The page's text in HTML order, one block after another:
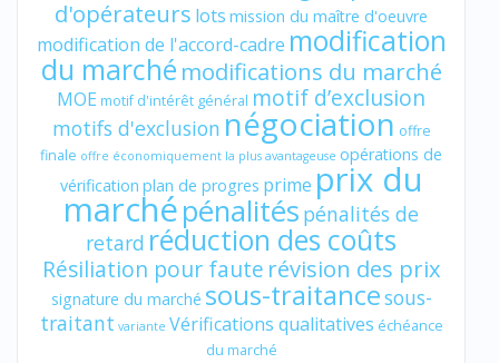
d'opérateurs lots mission du maître d'oeuvre
modification de l'accord-cadre modification
du marché modifications du marché
MOE motif d'intérêt général motif d’exclusion
motifs d'exclusion négociation offre
finale offre économiquement la plus avantageuse opérations de
vérification plan de progres prime prix du
marchépénalités pénalités de
retard réduction des coûts
Résiliation pour faute révision des prix
signature du marché sous-traitancesous-
traitant variante Vérifications qualitatives échéance
du marché